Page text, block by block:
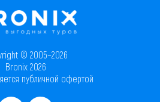
© 2005–2026
Bronix 2026
публичной офертой